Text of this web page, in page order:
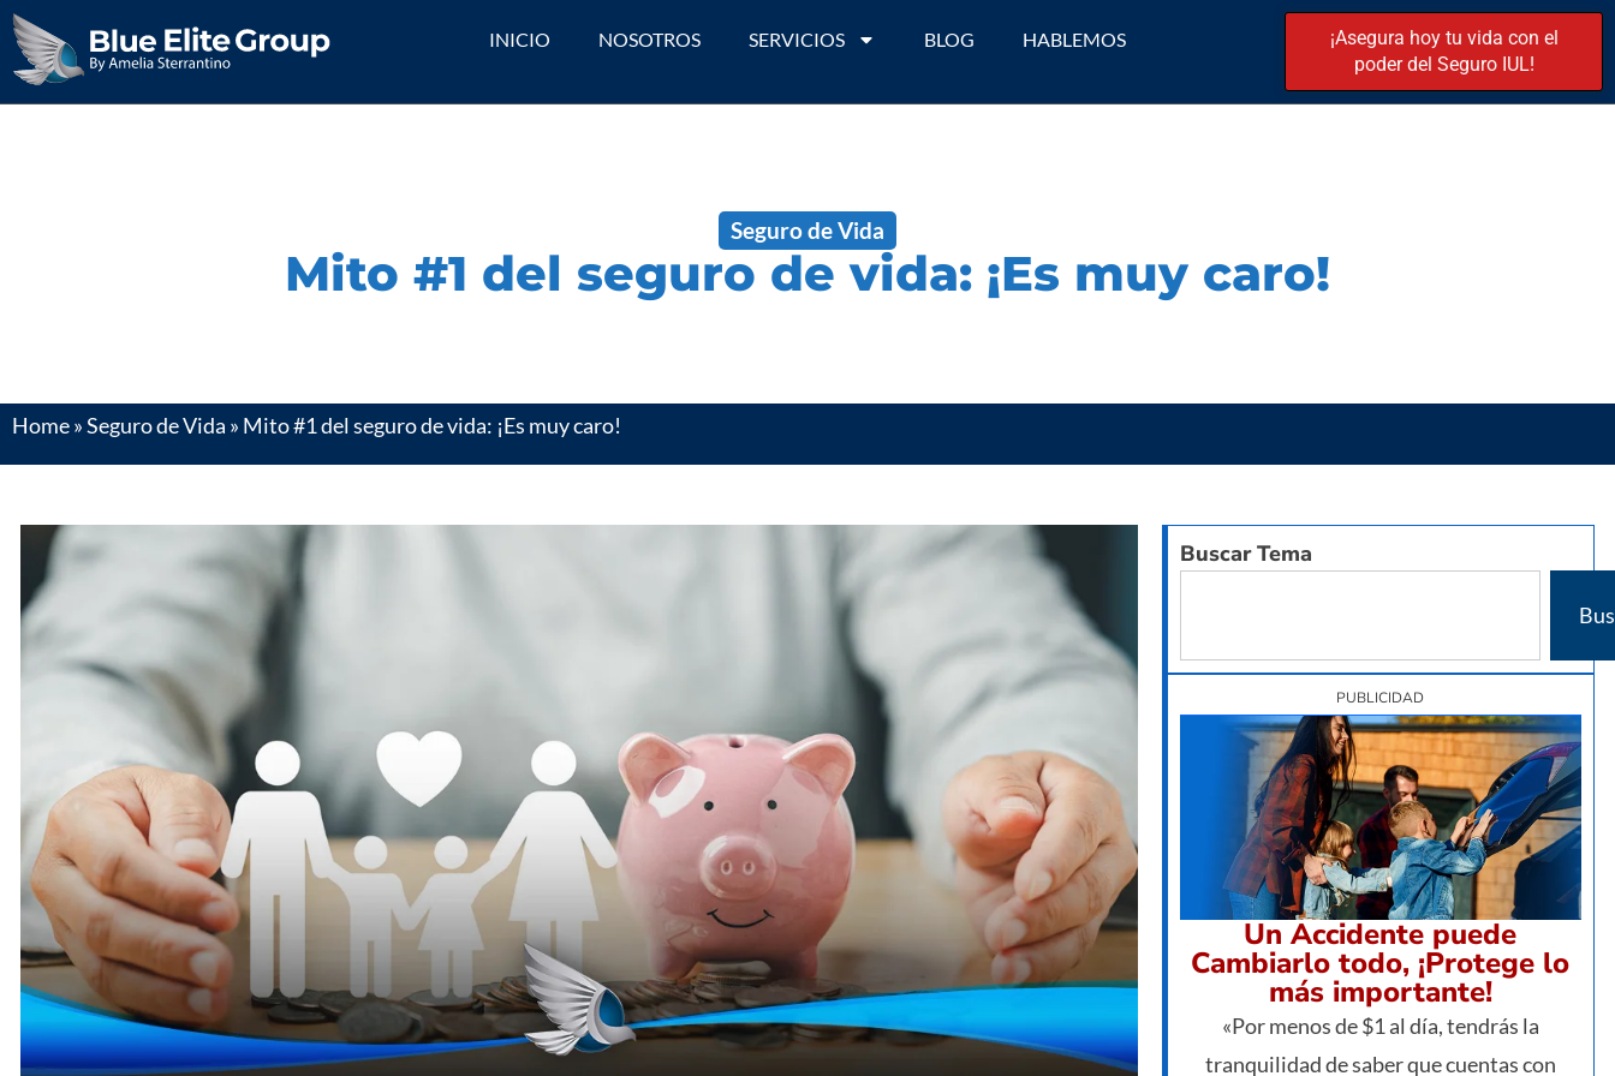
INICIO NOSOTROS SERVICIOS BLOG HABLEMOS
¡Asegura hoy tu vida con el
poder del Seguro IUL!
Seguro de Vida
Mito #1 del seguro de vida: ¡Es muy caro!
Home»Seguro de Vida » Mito #1 del seguro de vida: ¡Es muy caro!
Buscar Tema
PUBLICIDAD
Un Accidente puede
Cambiarlo todo, ¡Protege lo
más importante!
«Por menos de $1 al día, tendrás la
tranquilidad de saber que cuentas con